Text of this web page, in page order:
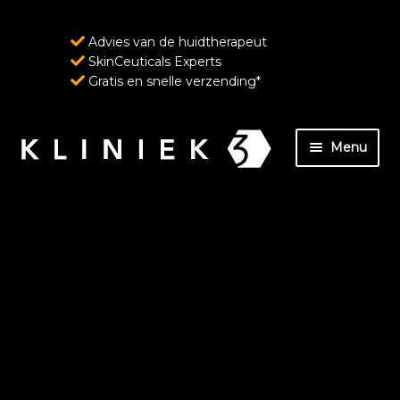
Advies van de huidtherapeut
SkinCeuticals Experts
Gratis en snelle verzending*
Ga
door
Ga
naar
Menu